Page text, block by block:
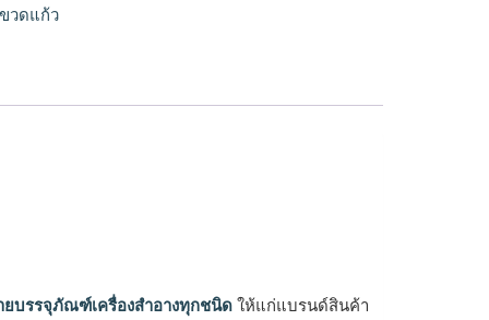
วดแก้ว
บรรจุภัณฑ์เครื่องสำอางทุกชนิด ให้แก่แบรนด์สินค้า